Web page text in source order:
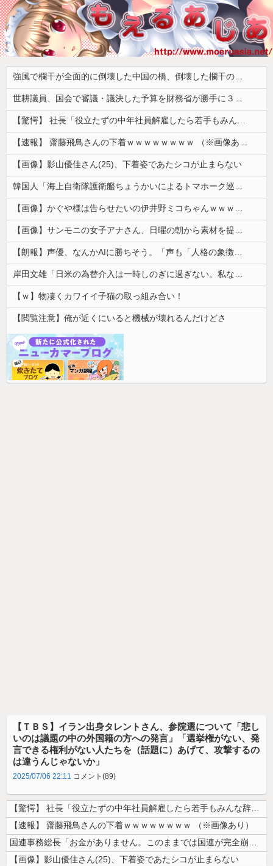
強風で欄干が全面的に倒壊した中国の橋、倒壊した欄干の破片を調べると凄まじい事実が発覚して……
世耕議員、国会で審議・議決した予算を財務省が勝手に３兆円動かしていると指摘・問題視
【驚愕】 社長「役立たずの中年社員解雇したら若手もみんな辞めてしまった…」
【速報】 齋藤飛鳥さんの下着ｗｗｗｗｗｗｗｗ （※画像あり）
【画像】影山優佳さん(25)、下着姿であたシコが止まらない
韓国人「海上自衛隊護衛艦ちょうかいによるトマホーク巡航ミサイルの実射試験に韓国人が衝撃！」→「着々と進む最新鋭の防衛装備‥」
【画像】かぐや様は告らせたいの伊井野ミコちゃんｗｗｗｗｗ
【画像】サンモニの女子アナさん、日曜の朝から素材を提供してしまう
【朗報】声優、なんかAIに勝ちそう。「声も「人格の象徴」明記、法務省」
岸田文雄「日米の為替介入は一時しのぎに過ぎない。私なら円を強くすることが出来る」
【ｗ】物凄くカワイイ子猫の取っ組み合い！
【閲覧注意】俺が近くにいると機械が壊れるんだけどさ
【ＴＢＳ】イラン出身タレントさん、参院選について「悲し
いのは議題の中の外国籍の方への発言」「選挙権がない、発
言できる権利がない人たちを（話題に）あげて、攻撃するの
は違うんじゃないか」
2025/07/06 22:11 コメント(89)
【驚愕】 社長「役立たずの中年社員解雇したら若手もみんな辞めてしまった...
【速報】 齋藤飛鳥さんの下着ｗｗｗｗｗｗｗｗ （※画像あり）
国連事務総長「お金がありません。このままでは国連が完全崩壊します。助け...
【画像】影山優佳さん(25)、下着姿であたシコが止まらない